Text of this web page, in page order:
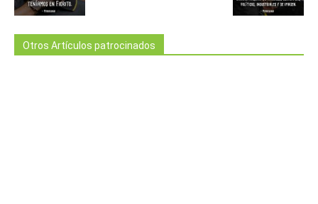
Otros Artículos patrocinados